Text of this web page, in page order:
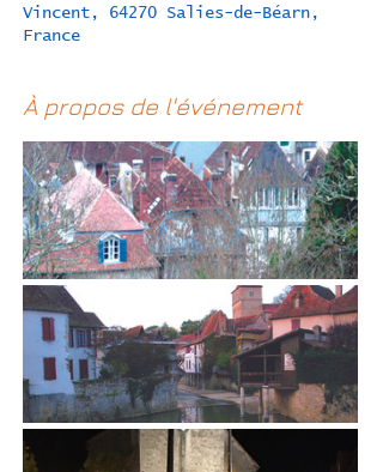
Vincent, 64270 Salies-de-Béarn,
France
À propos de l'événement